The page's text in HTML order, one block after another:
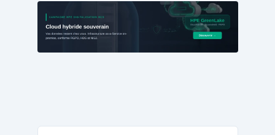
communication similaires à celles de
WhatsApp, Teams et Zoom, elle se
distingue par un niveau de chiffrement